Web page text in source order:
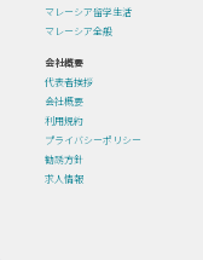
マレーシア留学生活
マレーシア全般
会社概要
代表者挨拶
会社概要
利用規約
プライバシーポリシー
勧誘方針
求人情報